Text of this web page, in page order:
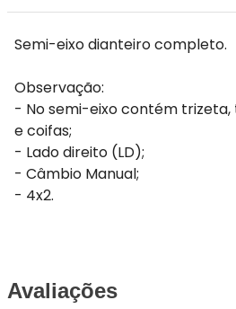
Semi-eixo dianteiro completo.
Observação:
- No semi-eixo contém
e coifas;
- Lado direito (LD);
- Câmbio Manual;
- 4x2.
Avaliações